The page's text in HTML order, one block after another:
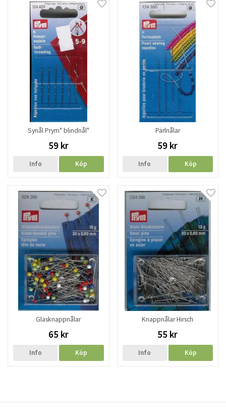
Synål Prym" blindnål"
59 kr
Info Köp
Pärlnålar
59 kr
Info Köp
Glasknappnålar
65 kr
Info Köp
Knappnålar Hirsch
55 kr
Info Köp